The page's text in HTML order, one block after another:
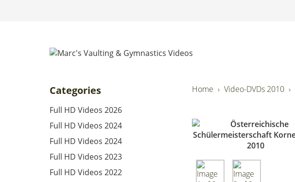
Home Video-DVDs 2010
Categories
Full HD Videos 2026
Full HD Videos 2024
Full HD Videos 2024
Full HD Videos 2023
Full HD Videos 2022